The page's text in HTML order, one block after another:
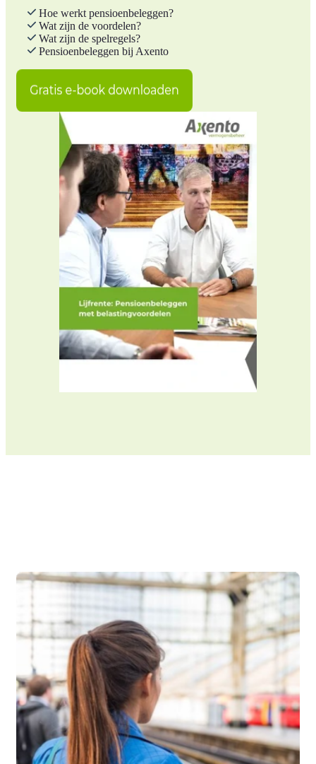
Hoe werkt pensioenbeleggen?
Wat zijn de voordelen?
Wat zijn de spelregels?
Pensioenbeleggen bij Axento